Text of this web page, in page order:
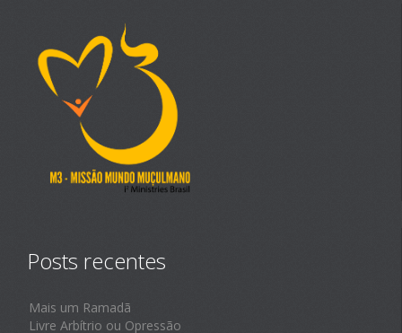
Posts recentes
Mais um Ramadã
Livre Arbítrio ou Opressão